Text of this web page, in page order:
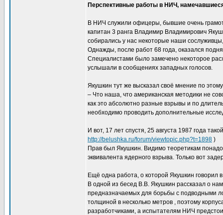
Перспективные работы в НИЧ,
В НИЧ служили офицеры, бывшие очень
капитан 3 ранга Владимир Владимирович
собирались у нас некоторые наши
Однажды, после работ 68 года, оказался
Специалистами было замечено некоторое
услышали в сообщениях западных голосов.
Якушкин тут же высказал своё мнение по
– Что наша, что американская методики не
как это абсолютно разные взрывы и по
необходимо проводить дополнительные
И вот, 17 лет спустя, 25 августа 1987 года
http://belushka.ru/forum/viewtopic.php?t=1898 )
Прав был Якушкин. Видимо теоретикам
эквивалента ядерного взрыва. Только вот
Ещё одна работа, о которой Якушкин говорил
В одной из бесед В.В. Якушкин рассказал о
предназначаемых для борьбы с подводными
толщиной в несколько метров , поэтому
разработчиками, а испытателям НИЧ